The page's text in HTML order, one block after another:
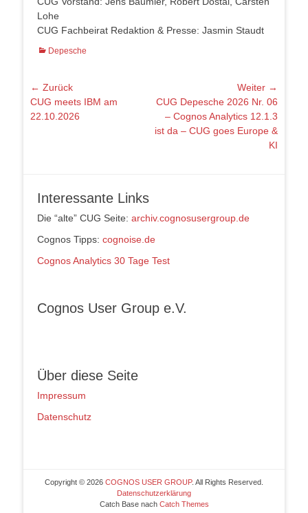
Lohe
CUG Fachbeirat Redaktion & Presse: Jasmin Staudt
Kategorien
Depesche
Beitragsnavigation
← Zurück
Vorheriger
Beitrag:
CUG meets IBM am
22.10.2026
Weiter →
Nächster
Beitrag:
CUG Depesche 2026 Nr. 06
– Cognos Analytics 12.1.3
ist da – CUG goes Europe &
KI
Interessante Links
Die “alte” CUG Seite: archiv.cognosusergroup.de
Cognos Tipps: cognoise.de
Cognos Analytics 30 Tage Test
Cognos User Group e.V.
Über diese Seite
Impressum
Datenschutz
Copyright © 2026 COGNOS USER GROUP. All Rights Reserved.
Datenschutzerklärung
Catch Base nach Catch Themes